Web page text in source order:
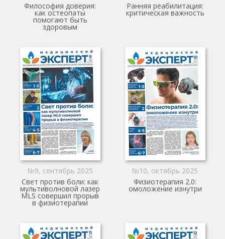
Философия доверия:
как остеопаты
помогают быть
здоровым
Ранняя реабилитация:
критическая важность
№9, сентябрь 2025
Свет против боли: как
мультиволновой лазер
MLS совершил прорыв
в физиотерапии
№10, октябрь 2025
Физиотерапия 2.0:
омоложение изнутри